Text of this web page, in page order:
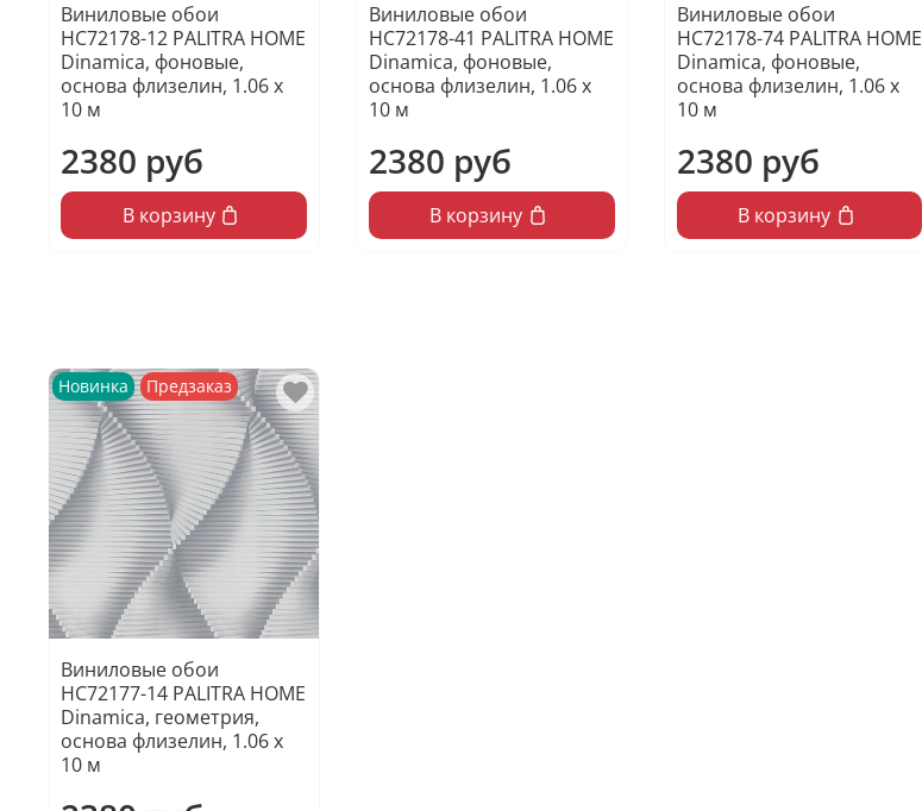
Виниловые обои
HC72178-12 PALITRA HOME
Dinamica, фоновые,
основа флизелин, 1.06 х
10 м
2380 руб
В корзину
Виниловые обои
HC72178-41 PALITRA HOME
Dinamica, фоновые,
основа флизелин, 1.06 х
10 м
2380 руб
В корзину
Виниловые обои
HC72178-74 PALITRA HOME
Dinamica, фоновые,
основа флизелин, 1.06 х
10 м
2380 руб
В корзину
Новинка Предзаказ
Виниловые обои
HC72177-14 PALITRA HOME
Dinamica, геометрия,
основа флизелин, 1.06 х
10 м